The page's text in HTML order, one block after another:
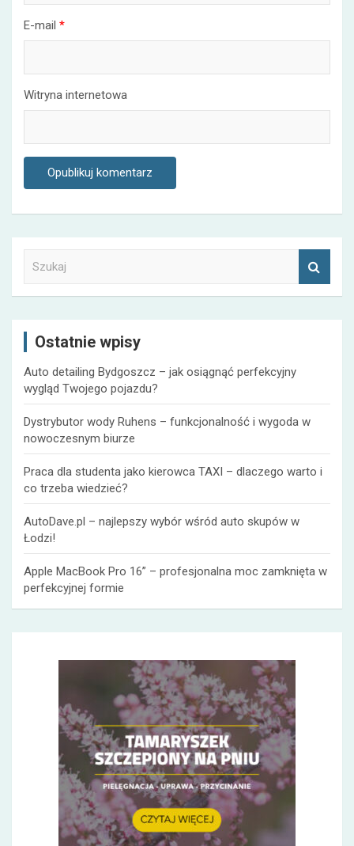
E-mail *
Witryna internetowa
Ostatnie wpisy
Auto detailing Bydgoszcz – jak osiągnąć perfekcyjny
wygląd Twojego pojazdu?
Dystrybutor wody Ruhens – funkcjonalność i wygoda w
nowoczesnym biurze
Praca dla studenta jako kierowca TAXI – dlaczego warto i
co trzeba wiedzieć?
AutoDave.pl – najlepszy wybór wśród auto skupów w
Łodzi!
Apple MacBook Pro 16” – profesjonalna moc zamknięta w
perfekcyjnej formie